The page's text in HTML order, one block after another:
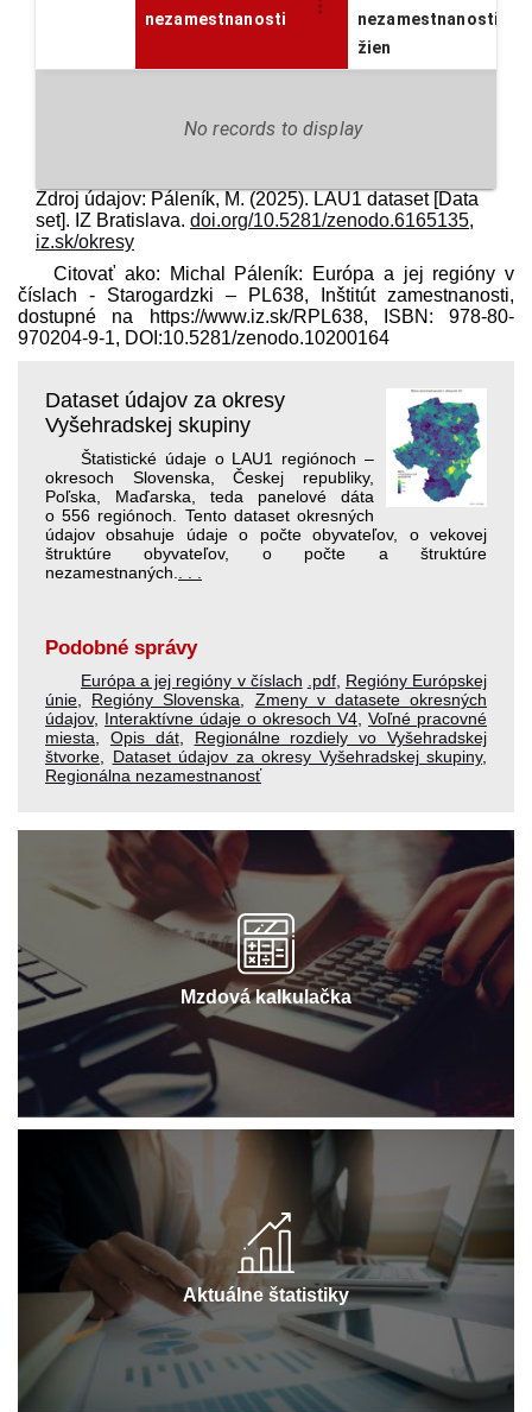
nezamestnanosti
nezamestnanosti
žien
No records to display
Zdroj údajov: Páleník, M. (2025). LAU1 dataset [Data
set]. IZ Bratislava. doi.org/10.5281/zenodo.6165135,
iz.sk/okresy
Citovať ako: Michal Páleník: Európa a jej regióny v
číslach - Starogardzki – PL638, Inštitút zamestnanosti,
dostupné na https://www.iz.sk/​RPL638, ISBN: 978-80-
970204-9-1, DOI:10.5281/zenodo.10200164
Dataset údajov za okresy
Vyšehradskej skupiny
Štatistické údaje o LAU1 regiónoch –
okresoch Slovenska, Českej republiky,
Poľska, Maďarska, teda panelové dáta
o 556 regiónoch. Tento dataset okresných
údajov obsahuje údaje o počte obyvateľov, o vekovej
štruktúre obyvateľov, o počte a štruktúre
nezamestnaných.
Podobné správy
Európa a jej regióny v číslach .pdf, Regióny Európskej
únie
Regióny Slovenska
Zmeny v datasete okresných
údajov, Interaktívne údaje o okresoch V4 Voľné pracovné
miesta
Opis dát, Regionálne rozdiely vo Vyšehradskej
štvorke
Dataset údajov za okresy Vyšehradskej skupiny,
Regionálna nezamestnanosť
Mzdová kalkulačka
Aktuálne štatistiky